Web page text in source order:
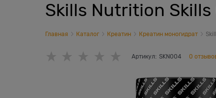
Skills Nutrition Skills
Главная Каталог Креатин Креатин моногидрат
Артикул: SKN004 0